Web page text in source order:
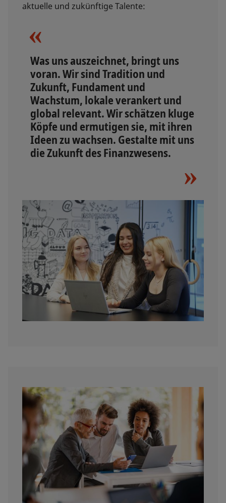
aktuelle und zukünftige Talente:
Was uns auszeichnet, bringt uns
voran. Wir sind Tradition und
Zukunft, Fundament und
Wachstum, lokale verankert und
global relevant. Wir schätzen kluge
Köpfe und ermutigen sie, mit ihren
Ideen zu wachsen. Gestalte mit uns
die Zukunft des Finanzwesens.